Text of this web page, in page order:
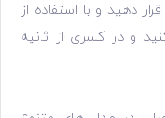
دهید و با استفاده از
و در کسری از ثانیه